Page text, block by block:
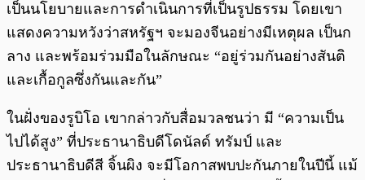
เป็นนโยบายและการดำเนินการที่เป็นรูปธรรม โดยเขา
แสดงความหวังว่าสหรัฐฯ จะมองจีนอย่างมีเหตุผล เป็นก
ลาง และพร้อมร่วมมือในลักษณะ “อยู่ร่วมกันอย่างสันติ
และเกื้อกูลซึ่งกันและกัน”
ในฝั่งของรูบิโอ เขากล่าวกับสื่อมวลชนว่า มี “ความเป็น
ไปได้สูง” ที่ประธานาธิบดีโดนัลด์ ทรัมป์ และ
ประธานาธิบดีสี จิ้นผิง จะมีโอกาสพบปะกันภายในปีนี้ แม้